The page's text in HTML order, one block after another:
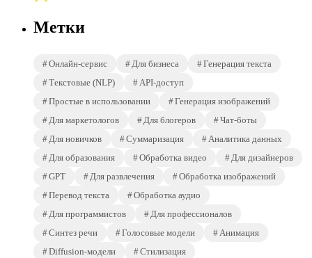
Метки
Онлайн-сервис Для бизнеса
Генерация текста
Текстовые (NLP)
API-доступ
Простые в использовании
Генерация изображений
Для маркетологов
Для блогеров
Чат-боты
Для новичков
Суммаризация
Аналитика данных
Для образования
Обработка видео
Для дизайнеров
GPT
Для развлечения
Обработка изображений
Перевод текста
Обработка аудио
Для программистов
Для профессионалов
Синтез речи
Голосовые модели
Анимация
Diffusion-модели
Стилизация